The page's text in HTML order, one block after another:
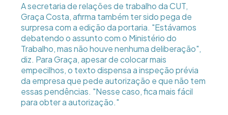
A secretaria de relações de trabalho da CUT,
Graça Costa, afirma também ter sido pega de
surpresa com a edição da portaria. "Estávamos
debatendo o assunto com o Ministério do
Trabalho, mas não houve nenhuma deliberação",
diz. Para Graça, apesar de colocar mais
empecilhos, o texto dispensa a inspeção prévia
da empresa que pede autorização e que não tem
essas pendências. "Nesse caso, fica mais fácil
para obter a autorização."